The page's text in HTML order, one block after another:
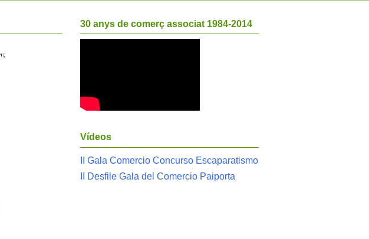
30 anys de comerç associat 1984-2014
Vídeos
II Gala Comercio Concurso Escaparatismo
II Desfile Gala del Comercio Paiporta